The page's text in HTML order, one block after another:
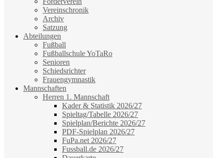
Vereinschronik
Archiv
Satzung
Abteilungen
Fußball
Fußballschule YoTaRo
Senioren
Schiedsrichter
Frauengymnastik
Mannschaften
Herren 1. Mannschaft
Kader & Statistik 2026/27
Spieltag/Tabelle 2026/27
Spielplan/Berichte 2026/27
PDF-Spielplan 2026/27
FuPa.net 2026/27
Fussball.de 2026/27